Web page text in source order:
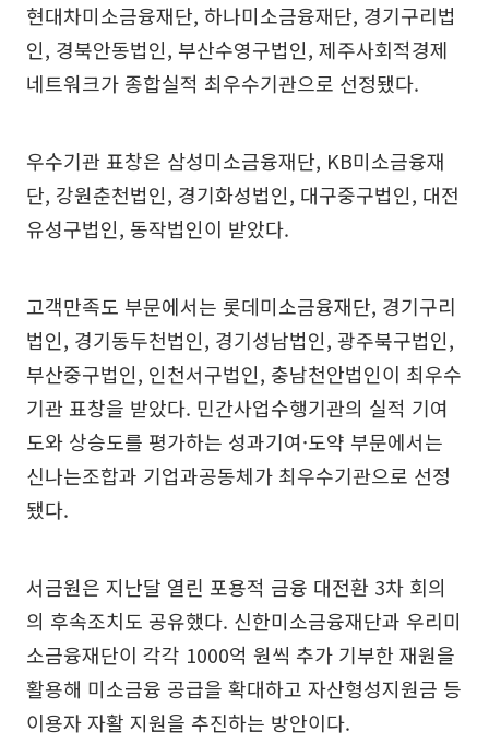
현대차미소금융재단, 하나미소금융재단, 경기구리법
인, 경북안동법인, 부산수영구법인, 제주사회적경제
네트워크가 종합실적 최우수기관으로 선정됐다.
우수기관 표창은 삼성미소금융재단, KB미소금융재
단, 강원춘천법인, 경기화성법인, 대구중구법인, 대전
유성구법인, 동작법인이 받았다.
고객만족도 부문에서는 롯데미소금융재단, 경기구리
법인, 경기동두천법인, 경기성남법인, 광주북구법인,
부산중구법인, 인천서구법인, 충남천안법인이 최우수
기관 표창을 받았다. 민간사업수행기관의 실적 기여
도와 상승도를 평가하는 성과기여·도약 부문에서는
신나는조합과 기업과공동체가 최우수기관으로 선정
됐다.
서금원은 지난달 열린 포용적 금융 대전환 3차 회의
의 후속조치도 공유했다. 신한미소금융재단과 우리미
소금융재단이 각각 1000억 원씩 추가 기부한 재원을
활용해 미소금융 공급을 확대하고 자산형성지원금 등
이용자 자활 지원을 추진하는 방안이다.